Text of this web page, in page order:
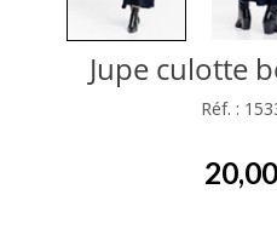
Jupe culotte
Réf. :